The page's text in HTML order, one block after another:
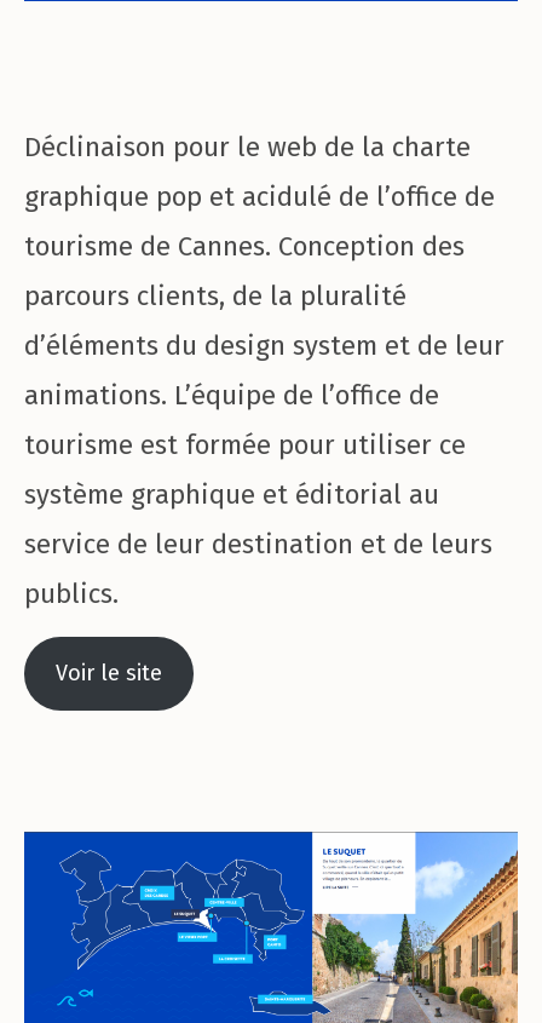
Déclinaison pour le web de la charte
graphique pop et acidulé de l’office de
tourisme de Cannes. Conception des
parcours clients, de la pluralité
d’éléments du design system et de leur
animations. L’équipe de l’office de
tourisme est formée pour utiliser ce
système graphique et éditorial au
service de leur destination et de leurs
publics.
Voir le site